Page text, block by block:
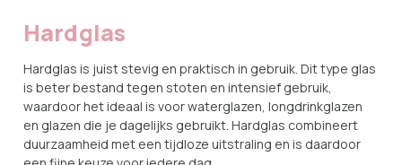
Hardglas
Hardglas is juist stevig en praktisch in gebruik. Dit type glas
is beter bestand tegen stoten en intensief gebruik,
waardoor het ideaal is voor waterglazen, longdrinkglazen
en glazen die je dagelijks gebruikt. Hardglas combineert
duurzaamheid met een tijdloze uitstraling en is daardoor